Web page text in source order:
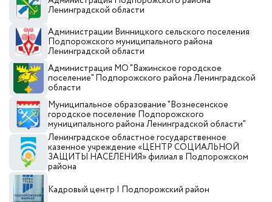
Ленинградской области
Администрации Винницкого сельского поселения
Подпорожского муниципального района
Ленинградской области
Администрация МО "Важинское городское
поселение" Подпорожского района Ленинградской
области
Муниципальное образование "Вознесенское
городское поселение Подпорожского
муниципального района Ленинградской области"
Ленинградское областное государственное
казенное учреждение «ЦЕНТР СОЦИАЛЬНОЙ
ЗАЩИТЫ НАСЕЛЕНИЯ» филиал в Подпорожском
района
Кадровый центр I Подпорожский район